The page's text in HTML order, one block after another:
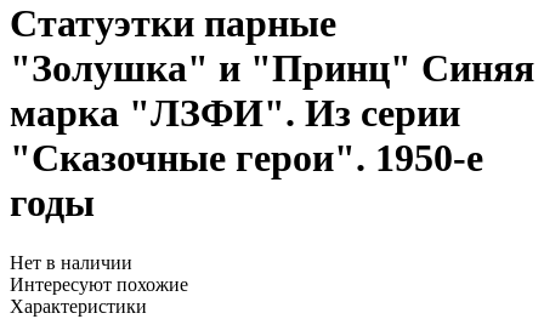
Статуэтки парные
"Золушка" и "Принц" Синяя
марка "ЛЗФИ". Из серии
"Сказочные герои". 1950-е
годы
Нет в наличии
Интересуют похожие
Характеристики